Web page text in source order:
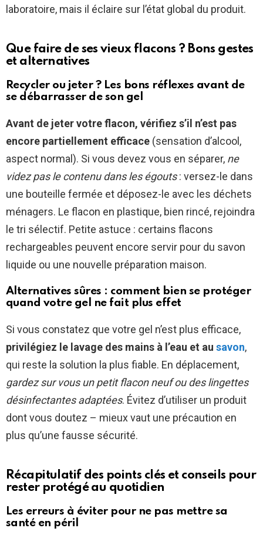
laboratoire, mais il éclaire sur l’état global du produit.
Que faire de ses vieux flacons ? Bons gestes
et alternatives
Recycler ou jeter ? Les bons réflexes avant de
se débarrasser de son gel
Avant de jeter votre flacon, vérifiez s’il n’est pas
encore partiellement efficace (sensation d’alcool,
aspect normal). Si vous devez vous en séparer, ne
videz pas le contenu dans les égouts: versez-le dans
une bouteille fermée et déposez-le avec les déchets
ménagers. Le flacon en plastique, bien rincé, rejoindra
le tri sélectif. Petite astuce : certains flacons
rechargeables peuvent encore servir pour du savon
liquide ou une nouvelle préparation maison.
Alternatives sûres : comment bien se protéger
quand votre gel ne fait plus effet
Si vous constatez que votre gel n’est plus efficace,
privilégiez le lavage des mains à l’eau et au savon,
qui reste la solution la plus fiable. En déplacement,
gardez sur vous un petit flacon neuf ou des lingettes
désinfectantes adaptées. Évitez d’utiliser un produit
dont vous doutez – mieux vaut une précaution en
plus qu’une fausse sécurité.
Récapitulatif des points clés et conseils pour
rester protégé au quotidien
Les erreurs à éviter pour ne pas mettre sa
santé en péril